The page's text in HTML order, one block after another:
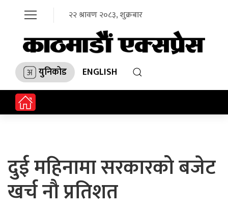
२२ श्रावण २०८३, शुक्रबार
युनिकोड ENGLISH
दुई महिनामा सरकारको बजेट
खर्च नौ प्रतिशत